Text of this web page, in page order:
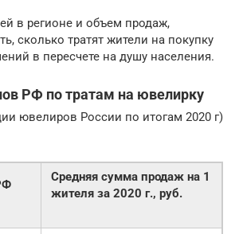
в регионе и объем продаж,
сколько тратят жители на покупку
в пересчете на душу населения.
РФ по тратам на ювелирку
ювелиров России по итогам 2020 г)
Средняя сумма продаж на 1
жителя за 2020 г., руб.